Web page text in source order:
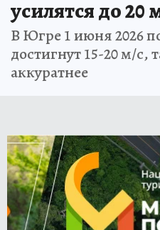
усилятся до 20
В Югре 1 июня 2026
достигнут 15-20 м/с,
аккуратнее